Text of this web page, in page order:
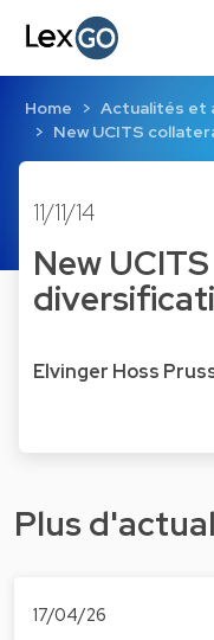
Home
Actualités et
New UCITS
11/11/14
New
Elvinger Hoss
Plus
17/04/26